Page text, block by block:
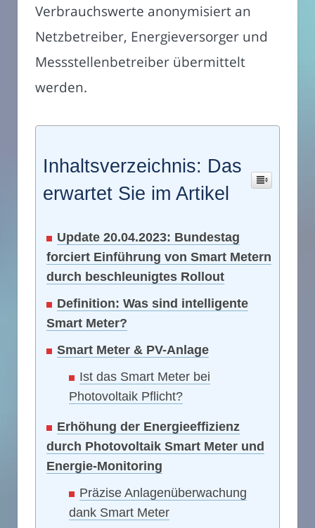
Verbrauchswerte anonymisiert an
Netzbetreiber, Energieversorger und
Messstellenbetreiber übermittelt
werden.
Inhaltsverzeichnis: Das
erwartet Sie im Artikel
Update 20.04.2023: Bundestag
forciert Einführung von Smart Metern
durch beschleunigtes Rollout
Definition: Was sind intelligente
Smart Meter?
Smart Meter & PV-Anlage
Ist das Smart Meter bei
Photovoltaik Pflicht?
Erhöhung der Energieeffizienz
durch Photovoltaik Smart Meter und
Energie-Monitoring
Präzise Anlagenüberwachung
dank Smart Meter